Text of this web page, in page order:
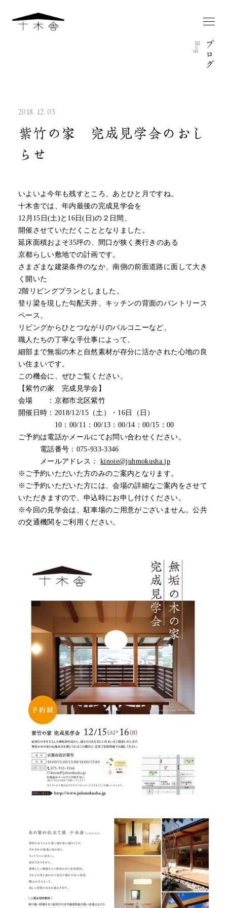
ブ
ロ
グ
Blog
2018. 12. 03
紫竹の家 完成見学会のおし
らせ
いよいよ今年も残すところ、あとひと月ですね。
十木舎では、年内最後の完成見学会を
12月15日(土)と16日(日)の２日間、
開催させていただくこととなりました。
延床面積およそ35坪の、間口が狭く奥行きのある
京都らしい敷地での計画です。
さまざまな建築条件のなか、南側の前面道路に面して大き
く開いた
2階リビングプランとしました。
登り梁を現した勾配天井、キッチンの背面のパントリース
ペース、
リビングからひとつながりのバルコニーなど、
職人たちの丁寧な手仕事によって、
細部まで無垢の木と自然素材が存分に活かされた心地の良
い住まいです。
この機会に、ぜひご覧ください。
【紫竹の家 完成見学会】
会場 ：京都市北区紫竹
開催日時：2018/12/15（土）・16日（日）
10：00/11：00/13：00/14：00/15：00
ご予約は電話かメールにてお問い合わせください。
電話番号：075-933-3346
メールアドレス：kinoie@juhmokusha.jp
※ご予約いただいた方のみのご案内となります。
※ご予約いただいた方には、会場の詳細なご案内をさせて
いただきますので、申込時にお申し付けください。
※今回の見学会は、駐車場のご用意がございません。公共
の交通機関をご利用ください。